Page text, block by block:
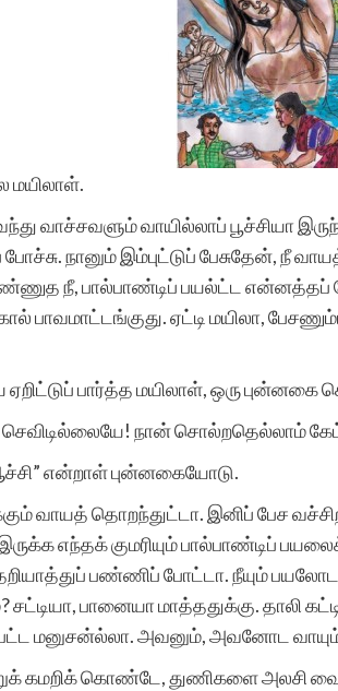
மயிலாள்.
வாச்சவளும் வாயில்லாப் பூச்சியா
நானும் இம்புட்டுப் பேசுதேன், நீ
நீ, பால்பாண்டிப் பயல்ட்ட என்னத்தப்
பாவமாட்டங்குது. ஏட்டி மயிலா,
பார்த்த மயிலாள், ஒரு
நான் சொல்றதெல்லாம்
என்றாள் புன்னகையோடு.
வாயத் தொறந்துட்டா. இனிப் பேச
எந்தக் குமரியும் பால்பாண்டிப்
பண்ணிப் போட்டா. நீயும்
பானையா மாத்ததுக்கு. தாலி
மனுசன்ல்லா. அவனும், அவனோட வாயும்
கொண்டே, துணிகளை அலசி